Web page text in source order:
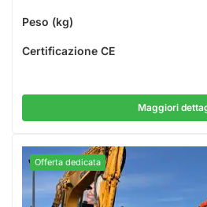
Peso (kg)
Certificazione CE
Maggiori
Offerta dedicata